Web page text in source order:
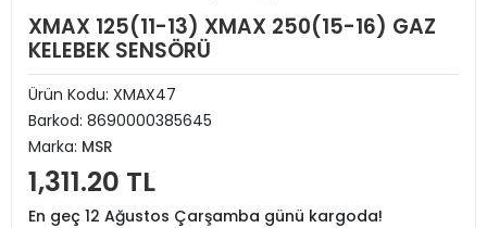
XMAX 125(11-13) XMAX 250(15-16) GAZ
KELEBEK SENSÖRÜ
Ürün Kodu: XMAX47
Barkod: 8690000385645
Marka: MSR
1,311.20 TL
En geç 12 Ağustos Çarşamba günü kargoda!